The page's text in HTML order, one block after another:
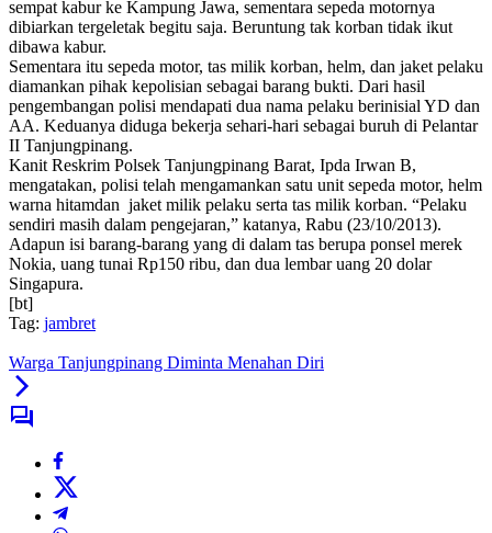
sempat kabur ke Kampung Jawa, sementara sepeda motornya
dibiarkan tergeletak begitu saja. Beruntung tak korban tidak ikut
dibawa kabur.
Sementara itu sepeda motor, tas milik korban, helm, dan jaket pelaku
diamankan pihak kepolisian sebagai barang bukti. Dari hasil
pengembangan polisi mendapati dua nama pelaku berinisial YD dan
AA. Keduanya diduga bekerja sehari-hari sebagai buruh di Pelantar
II Tanjungpinang.
Kanit Reskrim Polsek Tanjungpinang Barat, Ipda Irwan B,
mengatakan, polisi telah mengamankan satu unit sepeda motor, helm
warna hitamdan jaket milik pelaku serta tas milik korban. “Pelaku
sendiri masih dalam pengejaran,” katanya, Rabu (23/10/2013).
Adapun isi barang-barang yang di dalam tas berupa ponsel merek
Nokia, uang tunai Rp150 ribu, dan dua lembar uang 20 dolar
Singapura.
[bt]
Tag: jambret
Warga Tanjungpinang Diminta Menahan Diri